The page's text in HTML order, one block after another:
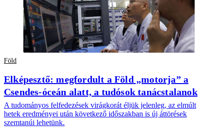
Föld
Elképesztő: megfordult a Föld „motorja” a
Csendes-óceán alatt, a tudósok tanácstalanok
A tudományos felfedezések virágkorát éljük jelenleg, az elmúlt
hetek eredményei után következő időszakban is új áttörések
szemtanúi lehetünk.